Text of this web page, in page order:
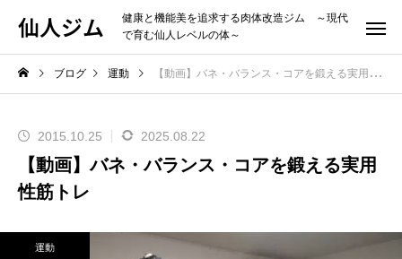
仙人ジム
健康と機能美を追求する肉体改造ジム ～現代
で育む仙人レベルの体～
ブログ 運動 【動画】バネ・バランス・コアを鍛える実用性筋トレ
2015.10.25 2025.08.22
【動画】バネ・バランス・コアを鍛える実用
性筋トレ
運動